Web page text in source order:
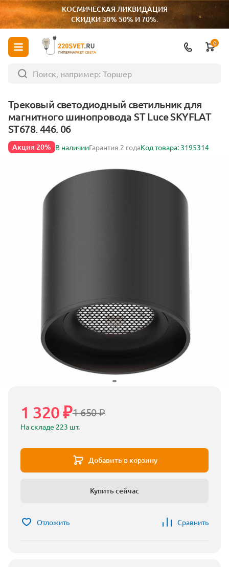
КОСМИЧЕСКАЯ ЛИКВИДАЦИЯ
СКИДКИ 30% 50% И 70%.
ГИПЕРМАРКЕТ СВЕТА
0
Трековый светодиодный светильник для
магнитного шинопровода ST Luce SKYFLAT
ST678. 446. 06
Акция 20% В наличииГарантия 2 годаКод товара: 3195314
1 650 ₽
1 320 ₽
На складе 223 шт.
Добавить в корзину
Купить сейчас
Отложить Сравнить